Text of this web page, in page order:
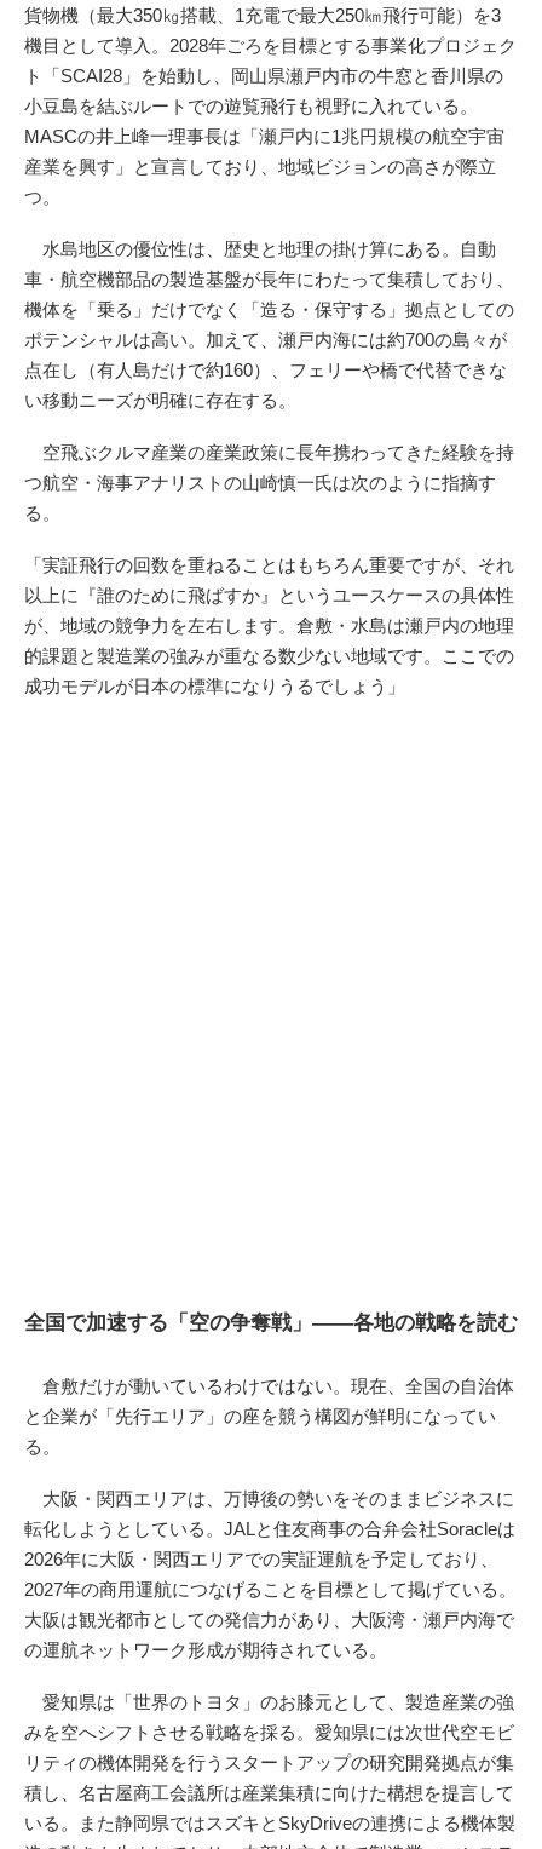
貨物機（最大350㎏搭載、1充電で最大250㎞飛行可能）を3
機目として導入。2028年ごろを目標とする事業化プロジェク
ト「SCAI28」を始動し、岡山県瀬戸内市の牛窓と香川県の
小豆島を結ぶルートでの遊覧飛行も視野に入れている。
MASCの井上峰一理事長は「瀬戸内に1兆円規模の航空宇宙
産業を興す」と宣言しており、地域ビジョンの高さが際立
つ。
水島地区の優位性は、歴史と地理の掛け算にある。自動
車・航空機部品の製造基盤が長年にわたって集積しており、
機体を「乗る」だけでなく「造る・保守する」拠点としての
ポテンシャルは高い。加えて、瀬戸内海には約700の島々が
点在し（有人島だけで約160）、フェリーや橋で代替できな
い移動ニーズが明確に存在する。
空飛ぶクルマ産業の産業政策に長年携わってきた経験を持
つ航空・海事アナリストの山崎慎一氏は次のように指摘す
る。
「実証飛行の回数を重ねることはもちろん重要ですが、それ
以上に『誰のために飛ばすか』というユースケースの具体性
が、地域の競争力を左右します。倉敷・水島は瀬戸内の地理
的課題と製造業の強みが重なる数少ない地域です。ここでの
成功モデルが日本の標準になりうるでしょう」
全国で加速する「空の争奪戦」――各地の戦略を読む
倉敷だけが動いているわけではない。現在、全国の自治体
と企業が「先行エリア」の座を競う構図が鮮明になってい
る。
大阪・関西エリアは、万博後の勢いをそのままビジネスに
転化しようとしている。JALと住友商事の合弁会社Soracleは
2026年に大阪・関西エリアでの実証運航を予定しており、
2027年の商用運航につなげることを目標として掲げている。
大阪は観光都市としての発信力があり、大阪湾・瀬戸内海で
の運航ネットワーク形成が期待されている。
愛知県は「世界のトヨタ」のお膝元として、製造産業の強
みを空へシフトさせる戦略を採る。愛知県には次世代空モビ
リティの機体開発を行うスタートアップの研究開発拠点が集
積し、名古屋商工会議所は産業集積に向けた構想を提言して
いる。また静岡県ではスズキとSkyDriveの連携による機体製